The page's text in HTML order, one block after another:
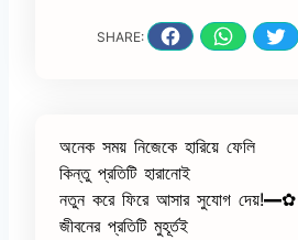
SHARE:
অনেক সময় নিজেকে হারিয়ে ফেলি
কিন্তু প্রতিটি হারানোই
নতুন করে ফিরে আসার সুযোগ দেয়!━✿
জীবনের প্রতিটি মুহূর্তই